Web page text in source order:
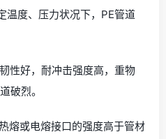
温度、压力状况下，PE管道
性好，耐冲击强度高，重物
破烈。
熔或电熔接口的强度高于管材